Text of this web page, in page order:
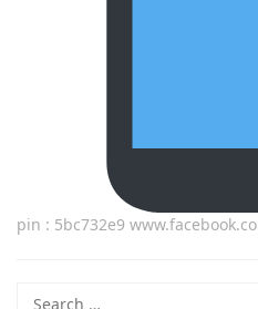
pin : 5bc732e9